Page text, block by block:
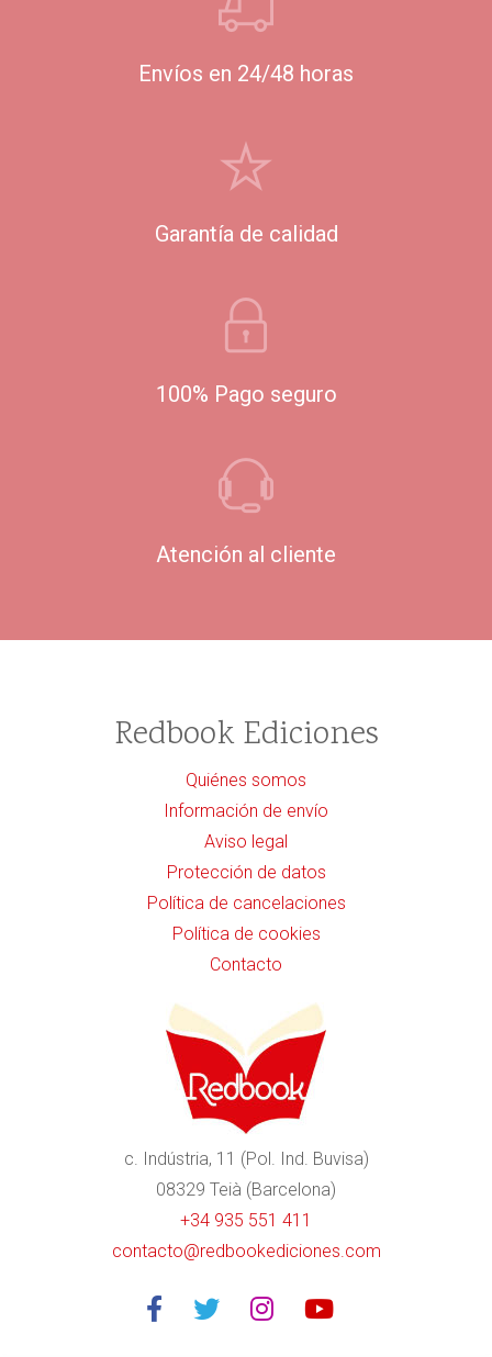
Envíos en 24/48 horas
Garantía de calidad
100% Pago seguro
Atención al cliente
Redbook Ediciones
Quiénes somos
Información de envío
Aviso legal
Protección de datos
Política de cancelaciones
Política de cookies
Contacto
c. Indústria, 11 (Pol. Ind. Buvisa)
08329 Teià (Barcelona)
+34 935 551 411
contacto@redbookediciones.com